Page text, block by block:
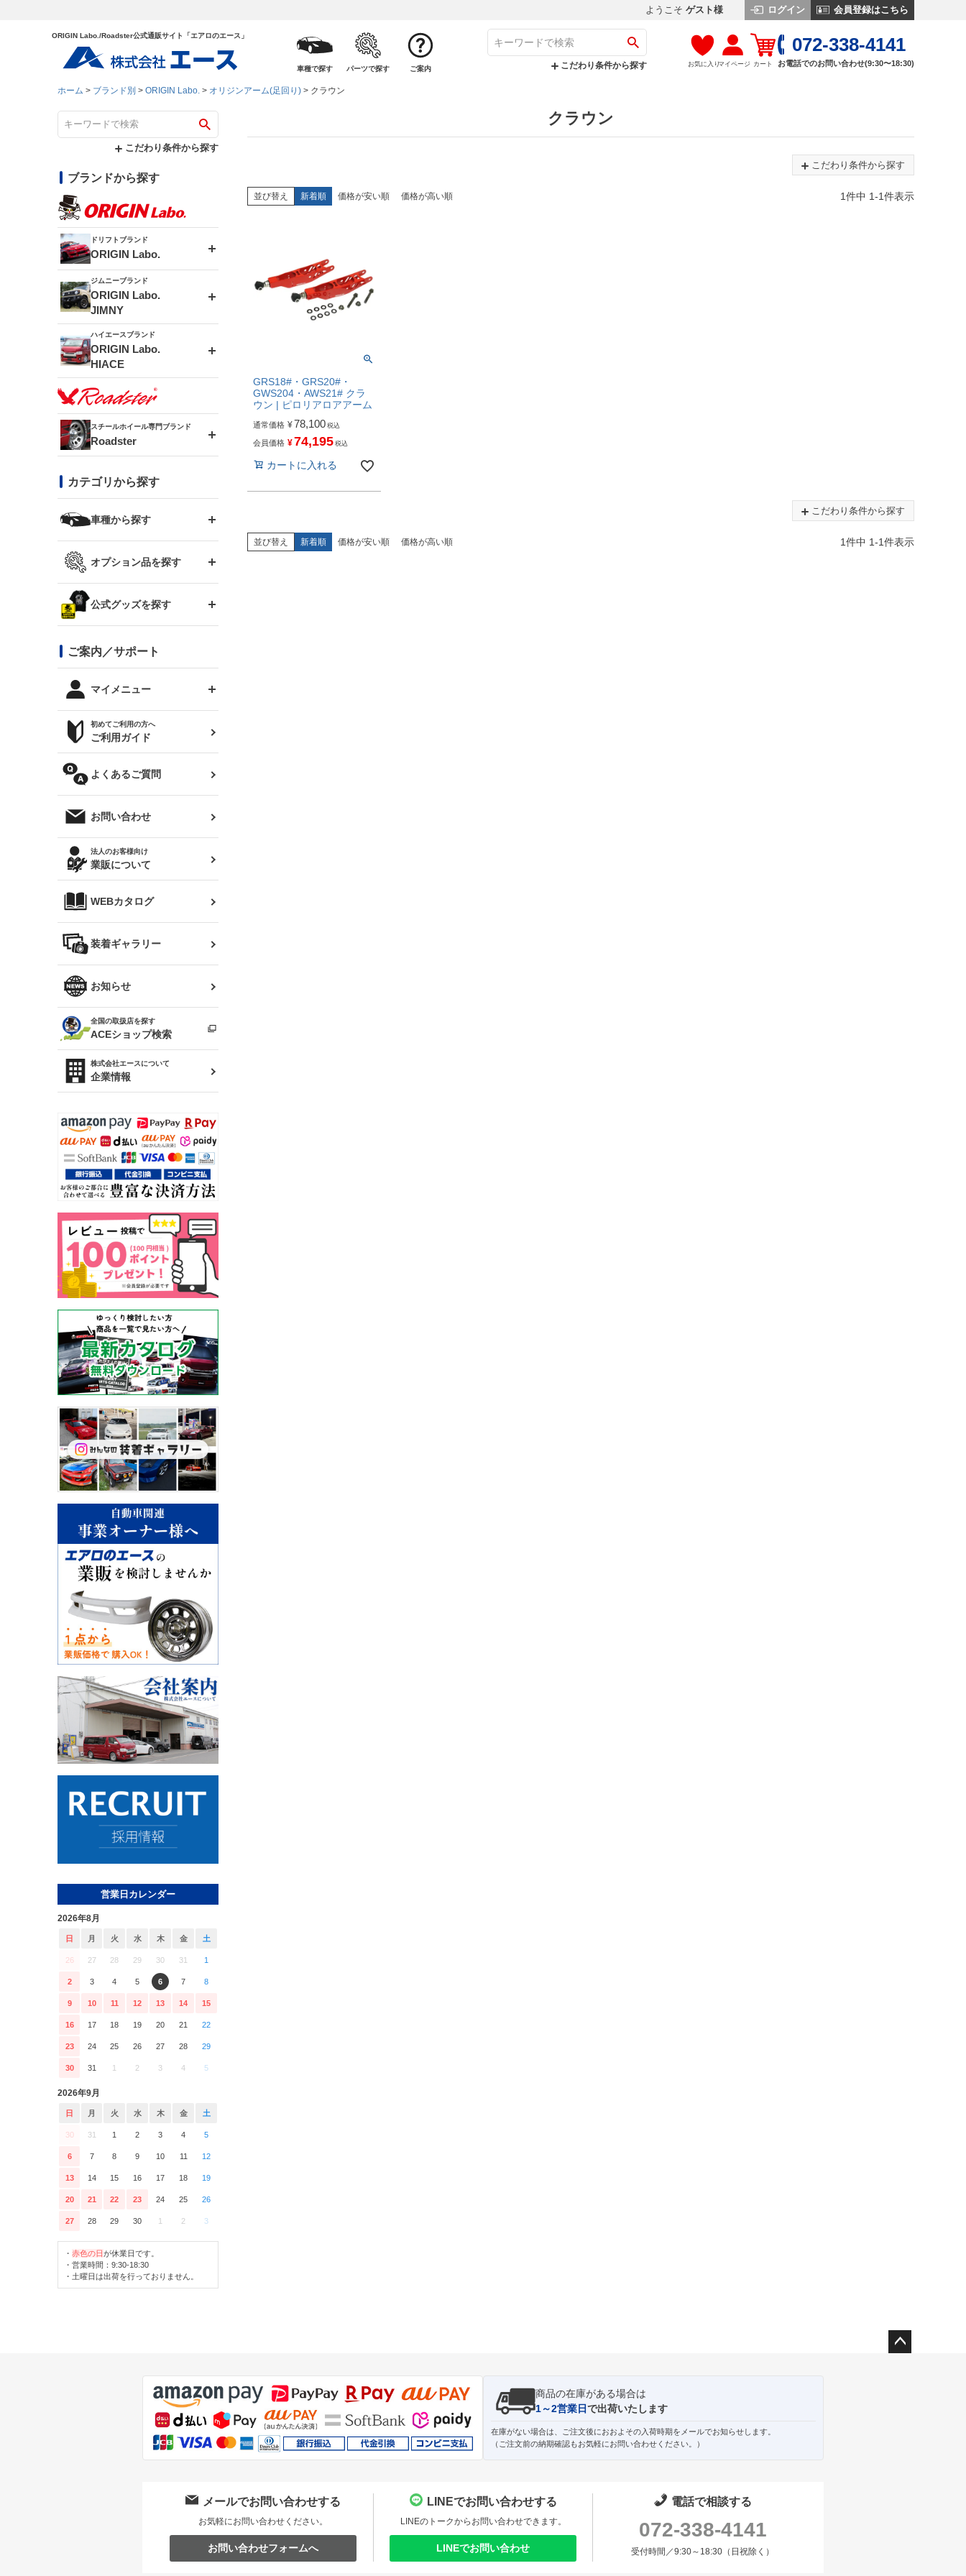
ようこそ ゲスト様 ログイン 会員登録はこちら
ORIGIN Labo./Roadster公式通販サイト「エアロのエース」
車種で探す パーツで探す ご案内 こだわり条件から探す お気に入りマイページ カート
072-338-4141
お電話でのお問い合わせ(9:30〜18:30)
ホーム ブランド別 ORIGIN Labo. オリジンアーム(足回り) クラウン
こだわり条件から探す
ブランドから探す
ドリフトブランド
ORIGIN Labo.
エアロシリーズ
ドリフトライン
風神(180SX)
雷神(S15)
龍神(チェイサー)
レーシングライン
アタックライン
ストリームライン
スタイリッシュライン
フロントフェンダー
リアフェンダー
ブラッシュフェンダー
コンバットアイ
GTウイング
リアウイング
ルーフウイング
ボンネット
カナード
外装・補修パーツ
オリジンアーム(足回り)
レンズ
マフラー
ジムニーブランド
ORIGIN Labo.
JIMNY
アルミホイール
MUD-ZEUS
アルミホイール
MUD-SR7
MUD-S7
ボンネット
フェンダー
サイドパーツ
リアウイング
リアゲート
メンテナンスパーツ
ハイエースブランド
ORIGIN Labo.
HIACE
エアロシリーズ
LUX MODEL SP
LUX MODEL
RUGGER MODEL
GROUND MODEL
PHANTOM LIP
DTM:exclusive
オーバーフェンダー
リアウイング
スムージングバンパー
ワイパーガード
内装パーツ
スチールホイール専門ブランド
Roadster
DAYTONA-RS
DAYTONA-RS NEO
まつど家 鉄漢
まつど家 鉄心
まつど家 鉄八
カテゴリから探す
車種から探す
トヨタ
JZX110 マークⅡ
ハイエース
レビン
トレノ
マークX
クラウン
クラウンマジェスタ
アリスト
ソアラ
アルテッツァ
プロボックス
RAV4
シルビア S13
シルビア S14 前期
シルビア S15
180SX
ワンビア
Z32 フェアレディZ
R34 スカイライン
スカイライン
（ER34/R33/ECR33/R32）
キャラバン
ローレル
セフィーロ
スズキ
RX-7
スバル
BRZ
レクサス
三菱
デリカ D:5
軽自動車
汎用
オプション品を探す
GTウイング用ラダー
コンバットアイ用ライト
オプションタイヤ
サマータイヤ
ジムニー用タイヤ
ハイエース・バン用タイ
ホイールナット
公式グッズを探す
ステッカー
トップス(半袖)
トップス(長袖)
パーカー
オーバーオール(つなぎ)
タオル
帽子
バッグ
ファッション小物
雑貨・ステーショナリー
ベビー用品
ご案内／サポート
マイメニュー
ログインする
お気に入りリスト
クーポンを見る
閲覧履歴
ニュースレターお申し込み
初めてご利用の方へ
ご利用ガイド
よくあるご質問
お問い合わせ
法人のお客様向け
業販について
WEBカタログ
装着ギャラリー
お知らせ
全国の取扱店を探す
ACEショップ検索
株式会社エースについて
企業情報
営業日カレンダー
2026年8月
日 月 火 水 木 金 土
26 27 28 29 30 31 1
2 3 4 5 6 7 8
9 10 11 12 13 14 15
16 17 18 19 20 21 22
23 24 25 26 27 28 29
30 31 1 2 3 4 5
2026年9月
日 月 火 水 木 金 土
30 31 1 2 3 4 5
6 7 8 9 10 11 12
13 14 15 16 17 18 19
20 21 22 23 24 25 26
27 28 29 30 1 2 3
・ 赤色の日が休業日です。
・営業時間：9:30-18:30
・土曜日は出荷を行っておりません。
クラウン
こだわり条件から探す
並び替え 新着順 価格が安い順 価格が高い順 1件中 1-1件表示
GRS18#・GRS20#・
GWS204・AWS21# クラ
ウン | ピロリアロアアーム
通常価格 ¥78,100 税込
会員価格 ¥74,195 税込
カートに入れる
こだわり条件から探す
並び替え 新着順 価格が安い順 価格が高い順 1件中 1-1件表示
商品の在庫がある場合は
1～2営業日で出荷いたします
在庫がない場合は、ご注文後におおよその入荷時期をメールでお知らせします。
（ご注文前の納期確認もお気軽にお問い合わせください。）
メールでお問い合わせする
お気軽にお問い合わせください。
お問い合わせフォームへ
LINEでお問い合わせする
LINEのトークからお問い合わせできます。
LINEでお問い合わせ
電話で相談する
072-338-4141
受付時間／9:30～18:30（日祝除く）